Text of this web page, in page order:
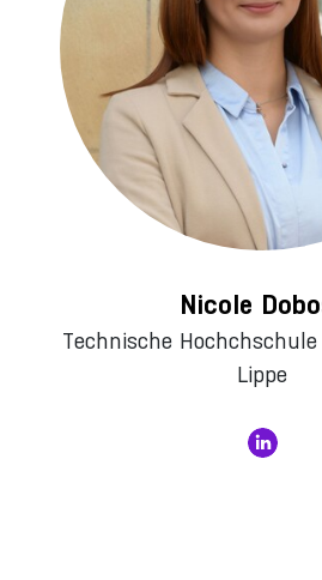
Nicole
Technische
Lippe